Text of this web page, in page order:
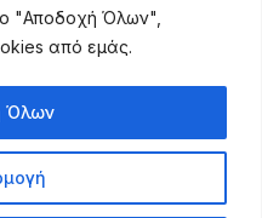
"Αποδοχή Όλων",
από εμάς.
Όλων